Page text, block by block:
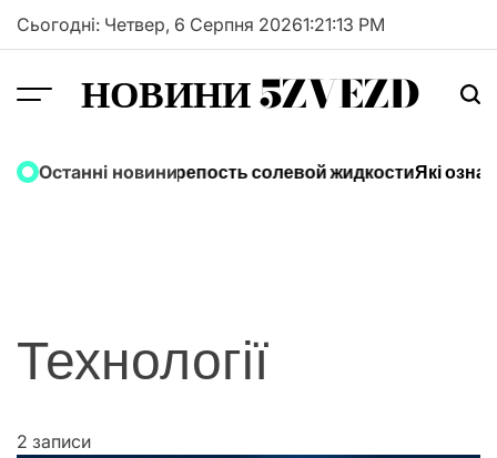
Перейти
Сьогодні: Четвер, 6 Серпня 20261:21:13 PM
НОВИНИ 5ZVEZD
Останні новини
Как выбрать крепость солевой жидкостиЯкі
Технології
2 записи